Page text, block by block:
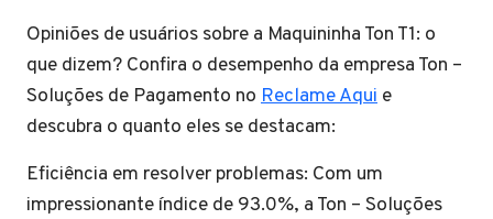
Opiniões de usuários sobre a Maquininha Ton T1: o
que dizem? Confira o desempenho da empresa Ton –
Soluções de Pagamento no Reclame Aqui e
descubra o quanto eles se destacam:
Eficiência em resolver problemas: Com um
impressionante índice de 93.0%, a Ton – Soluções